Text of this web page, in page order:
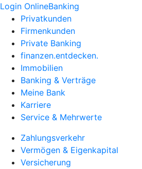
Login OnlineBanking
Privatkunden
Firmenkunden
Private Banking
finanzen.entdecken.
Immobilien
Banking & Verträge
Meine Bank
Karriere
Service & Mehrwerte
Zahlungsverkehr
Vermögen & Eigenkapital
Versicherung